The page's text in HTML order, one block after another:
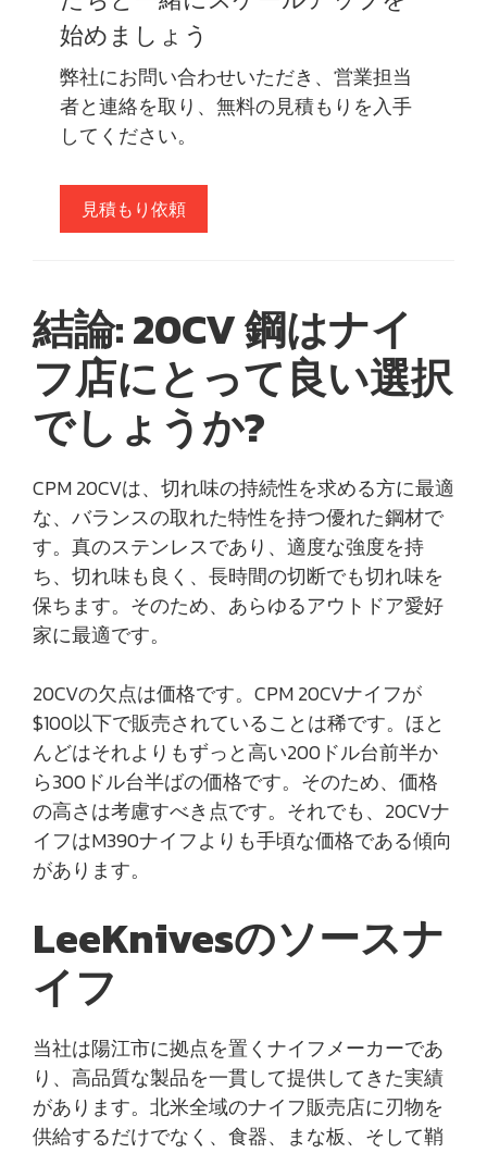
始めましょう
弊社にお問い合わせいただき、営業担当
者と連絡を取り、無料の見積もりを入手
してください。
見積もり依頼
結論: 20CV 鋼はナイ
フ店にとって良い選択
でしょうか?
CPM 20CVは、切れ味の持続性を求める方に最適
な、バランスの取れた特性を持つ優れた鋼材で
す。真のステンレスであり、適度な強度を持
ち、切れ味も良く、長時間の切断でも切れ味を
保ちます。そのため、あらゆるアウトドア愛好
家に最適です。
20CVの欠点は価格です。CPM 20CVナイフが
$100以下で販売されていることは稀です。ほと
んどはそれよりもずっと高い200ドル台前半か
ら300ドル台半ばの価格です。そのため、価格
の高さは考慮すべき点です。それでも、20CVナ
イフはM390ナイフよりも手頃な価格である傾向
があります。
LeeKnivesのソースナ
イフ
当社は陽江市に拠点を置くナイフメーカーであ
り、高品質な製品を一貫して提供してきた実績
があります。北米全域のナイフ販売店に刃物を
供給するだけでなく、食器、まな板、そして鞘